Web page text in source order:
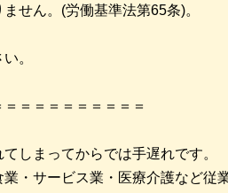
せん。(労働基準法第65条)。
。
＝＝＝＝＝＝＝＝＝＝
しまってからでは手遅れです。
業・サービス業・医療介護など従